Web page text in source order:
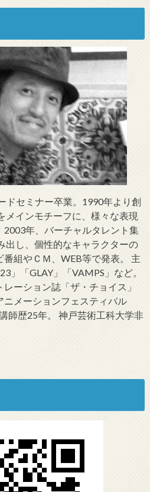
ドセミナー卒業。1990年より創
メインモチーフに、様々な表現
年、バーチャルタレント集
出し、個性的なキャラクターの
組やＣＭ、WEB等で発表。 主
」「GLAY」「VAMPS」など。
ーション誌「ザ・チョイス」
メーションフェスティバル
師歴25年。 神戸芸術工科大学非